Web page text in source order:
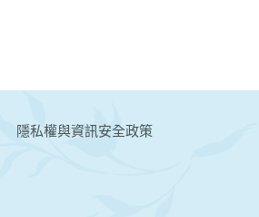
:::
隱私權與資訊安全政策